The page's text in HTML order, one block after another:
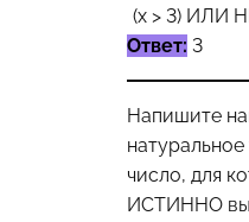
(x > 3) ИЛИ
Ответ: 3
Напишите
число, для
ИСТИННО